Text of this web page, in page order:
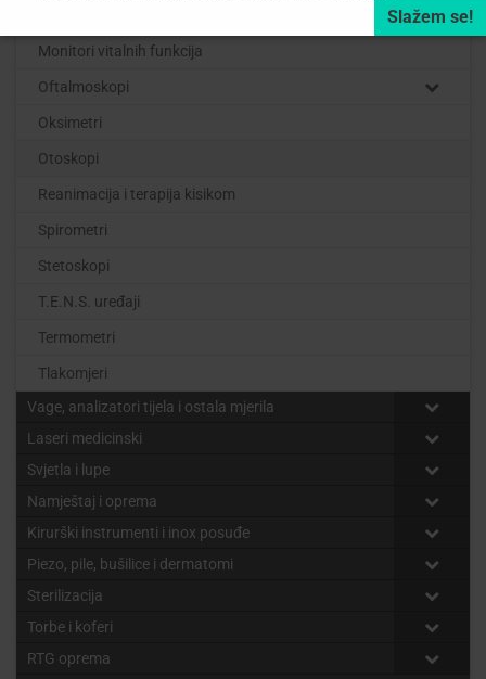
Monitori vitalnih funkcija
Oftalmoskopi
Oksimetri
Otoskopi
Reanimacija i terapija kisikom
Spirometri
Stetoskopi
T.E.N.S. uređaji
Termometri
Tlakomjeri
Vage, analizatori tijela i ostala mjerila
Laseri medicinski
Svjetla i lupe
Namještaj i oprema
Kirurški instrumenti i inox posuđe
Piezo, pile, bušilice i dermatomi
Sterilizacija
Torbe i koferi
RTG oprema